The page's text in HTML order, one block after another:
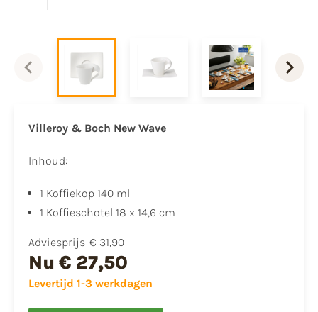
Villeroy & Boch New Wave
Inhoud:
1 Koffiekop 140 ml
1 Koffieschotel 18 x 14,6 cm
Adviesprijs € 31,90
Nu € 27,50
Levertijd 1-3 werkdagen